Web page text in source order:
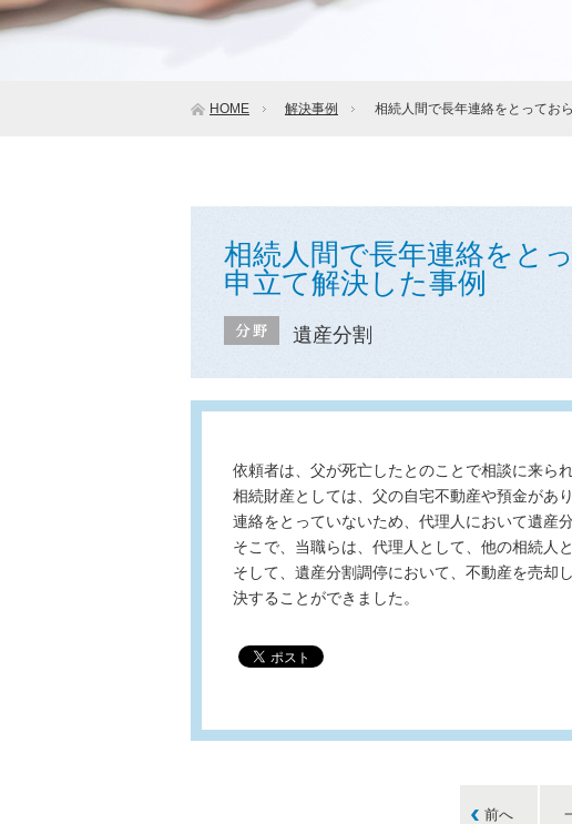
HOME 解決事例 相続人間で長年連絡をとってお
相続人間で長年連絡をと
申立て解決した事例
遺産分割
依頼者は、父が死亡したとのことで相談に来られ
相続財産としては、父の自宅不動産や預金があ
連絡をとっていないため、代理人において遺産
そこで、当職らは、代理人として、他の相続人
そして、遺産分割調停において、不動産を売却
決することができました。
前へ